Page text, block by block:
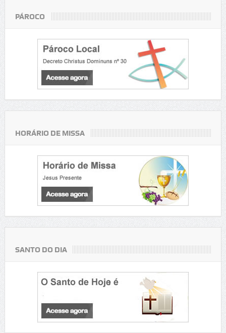
PÁROCO
HORÁRIO DE MISSA
SANTO DO DIA